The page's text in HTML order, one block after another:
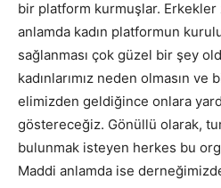
bir platform kurmuşlar. Erkekler
anlamda kadın platformun
sağlanması çok güzel bir şey
kadınlarımız neden olmasın ve
elimizden geldiğince onlara
göstereceğiz. Gönüllü olarak,
bulunmak isteyen herkes bu
Maddi anlamda ise